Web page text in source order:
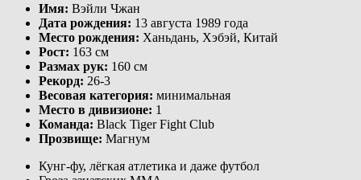
Имя: Вэйли Чжан
Дата рождения: 13 августа 1989 года
Место рождения: Ханьдань, Хэбэй, Китай
Рост: 163 см
Размах рук: 160 см
Рекорд: 26-3
Весовая категория: минимальная
Место в дивизионе: 1
Команда: Black Tiger Fight Club
Прозвище: Магнум
Кунг-фу, лёгкая атлетика и даже футбол